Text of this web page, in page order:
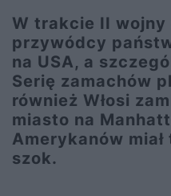
W trakcie II wojny
przywódcy
na USA, a
Serię zamachów
również Włosi
miasto na
Amerykanów
szok.